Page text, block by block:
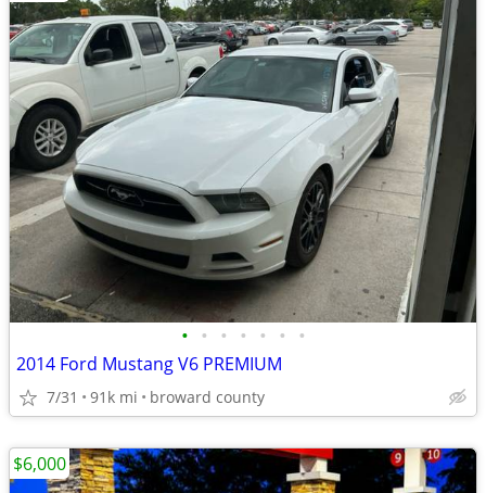
• • • • • • •
2014 Ford Mustang V6 PREMIUM
7/31 91k mi broward county
$6,000